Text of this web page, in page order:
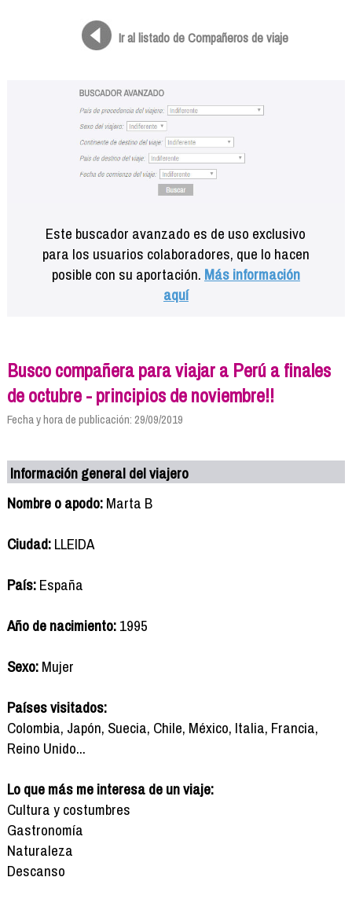
Ir al listado de Compañeros de viaje
Este buscador avanzado es de uso exclusivo
para los usuarios colaboradores, que lo hacen
posible con su aportación. Más información
aquí
Busco compañera para viajar a Perú a finales
de octubre - principios de noviembre!!
Fecha y hora de publicación: 29/09/2019
Información general del viajero
Nombre o apodo:Marta B
Ciudad:LLEIDA
País:España
Año de nacimiento:1995
Sexo:Mujer
Países visitados:
Colombia, Japón, Suecia, Chile, México, Italia, Francia,
Reino Unido...
Lo que más me interesa de un viaje:
Cultura y costumbres
Gastronomía
Naturaleza
Descanso